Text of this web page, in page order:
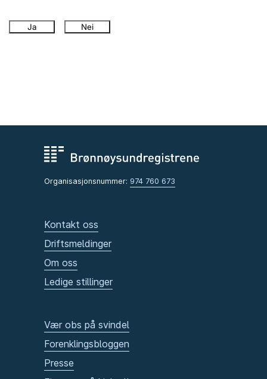
Ja Nei
Organisasjonsnummer: 974 760 673
Kontakt oss
Driftsmeldinger
Om oss
Ledige stillinger
Vær obs på svindel
Forenklingsbloggen
Presse